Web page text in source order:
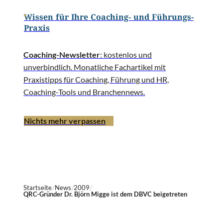
Wissen für Ihre Coaching- und Führungs-
Praxis
Coaching-Newsletter: kostenlos und
unverbindlich. Monatliche Fachartikel mit
Praxistipps für Coaching, Führung und HR,
Coaching-Tools und Branchennews.
Nichts mehr verpassen
Startseite News 2009
QRC-Gründer Dr. Björn Migge ist dem DBVC beigetreten